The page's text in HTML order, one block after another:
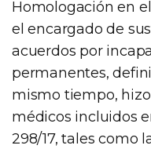
Homologación en
el encargado de
acuerdos por
permanentes,
mismo tiempo,
médicos incluidos
298/17, tales como